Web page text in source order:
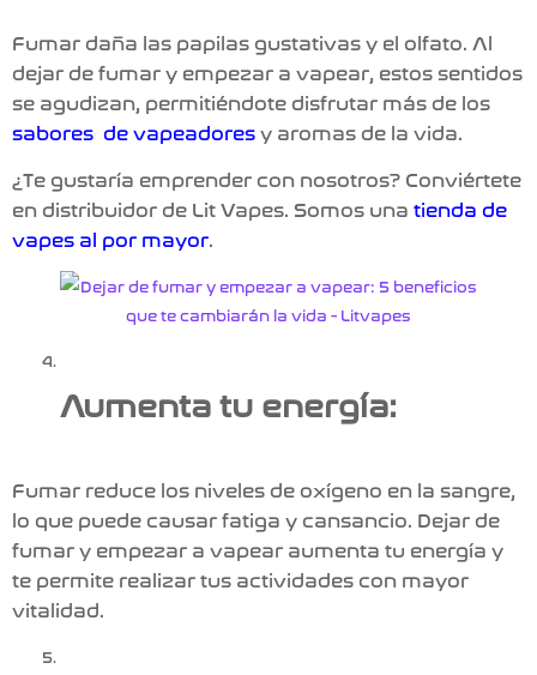
Fumar daña las papilas gustativas y el olfato. Al
dejar de fumar y empezar a vapear, estos sentidos
se agudizan, permitiéndote disfrutar más de los
sabores de vapeadoresy aromas de la vida.
¿Te gustaría emprender con nosotros? Conviértete
en distribuidor de Lit Vapes. Somos una tienda de
vapes al por mayor.
Aumenta tu energía:
Fumar reduce los niveles de oxígeno en la sangre,
lo que puede causar fatiga y cansancio. Dejar de
fumar y empezar a vapear aumenta tu energía y
te permite realizar tus actividades con mayor
vitalidad.